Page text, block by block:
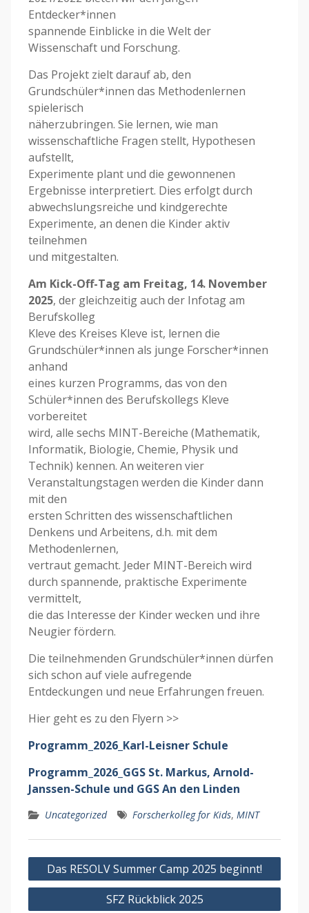
Entdecker*innen
spannende Einblicke in die Welt der
Wissenschaft und Forschung.
Das Projekt zielt darauf ab, den
Grundschüler*innen das Methodenlernen
spielerisch
näherzubringen. Sie lernen, wie man
wissenschaftliche Fragen stellt, Hypothesen
aufstellt,
Experimente plant und die gewonnenen
Ergebnisse interpretiert. Dies erfolgt durch
abwechslungsreiche und kindgerechte
Experimente, an denen die Kinder aktiv
teilnehmen
und mitgestalten.
Am Kick-Off-Tag am Freitag, 14. November
2025, der gleichzeitig auch der Infotag am
Berufskolleg
Kleve des Kreises Kleve ist, lernen die
Grundschüler*innen als junge Forscher*innen
anhand
eines kurzen Programms, das von den
Schüler*innen des Berufskollegs Kleve
vorbereitet
wird, alle sechs MINT-Bereiche (Mathematik,
Informatik, Biologie, Chemie, Physik und
Technik) kennen. An weiteren vier
Veranstaltungstagen werden die Kinder dann
mit den
ersten Schritten des wissenschaftlichen
Denkens und Arbeitens, d.h. mit dem
Methodenlernen,
vertraut gemacht. Jeder MINT-Bereich wird
durch spannende, praktische Experimente
vermittelt,
die das Interesse der Kinder wecken und ihre
Neugier fördern.
Die teilnehmenden Grundschüler*innen dürfen
sich schon auf viele aufregende
Entdeckungen und neue Erfahrungen freuen.
Hier geht es zu den Flyern >>
Programm_2026_Karl-Leisner Schule
Programm_2026_GGS St. Markus, Arnold-
Janssen-Schule und GGS An den Linden
Uncategorized Forscherkolleg for Kids, MINT
Beitragsnavigation
Das RESOLV Summer Camp 2025 beginnt!
SFZ Rückblick 2025